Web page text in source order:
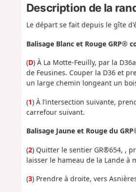
Description de la
Le départ se fait depuis le gîte
Balisage Blanc et Rouge GRP®
(D) À La Motte-Feuilly, par la
de Feusines. Couper la D36 et
un large chemin longeant un
(1) À l’intersection suivante,
carrefour suivant.
Balisage Jaune et Rouge du
(2) Quitter le sentier GR®654, ,
laisser le hameau de la Lande à
(3) Prendre à droite, vers